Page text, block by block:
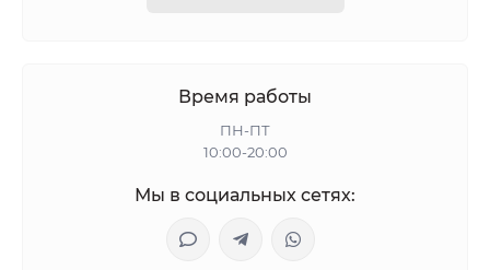
Время работы
ПН-ПТ
10:00-20:00
Мы в социальных сетях: